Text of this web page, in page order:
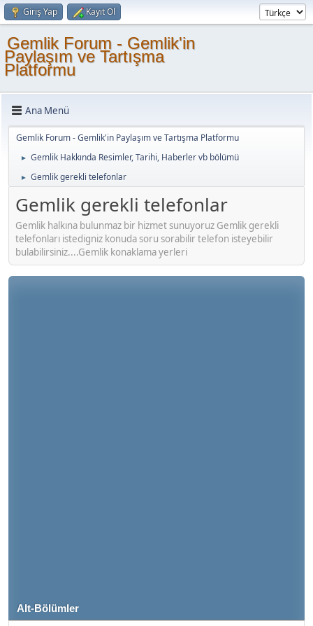
Giriş Yap Kayıt Ol
Gemlik Forum - Gemlik'in
Paylaşım ve Tartışma
Platformu
Ana Menü
Gemlik Forum - Gemlik'in Paylaşım ve Tartışma Platformu
► Gemlik Hakkında Resimler, Tarihi, Haberler vb bölümü
► Gemlik gerekli telefonlar
Gemlik gerekli telefonlar
Gemlik halkına bulunmaz bir hizmet sunuyoruz Gemlik gerekli
telefonları istedigniz konuda soru sorabilir telefon isteyebilir
bulabilirsiniz....Gemlik konaklama yerleri
Alt-Bölümler